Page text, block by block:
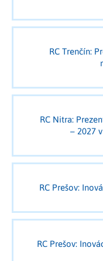
RC Trenčín:
RC Nitra:
– 2027
RC Prešov:
RC Prešov: